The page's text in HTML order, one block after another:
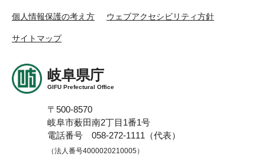
個人情報保護の考え方 ウェブアクセシビリティ方針
サイトマップ
岐阜県庁
GIFU Prefectural Office
〒500-8570
岐阜市薮田南2丁目1番1号
電話番号 058-272-1111（代表）
（法人番号4000020210005）